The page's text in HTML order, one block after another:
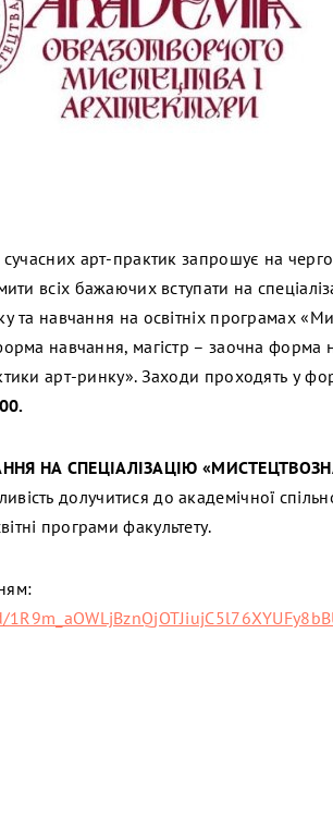
арт-практик запрошує на
всіх бажаючих вступати на
та навчання на освітніх програмах
навчання, магістр – заочна форма
арт-ринку». Заходи проходять у
НА СПЕЦІАЛІЗАЦІЮ
долучитися до академічної
програми факультету.